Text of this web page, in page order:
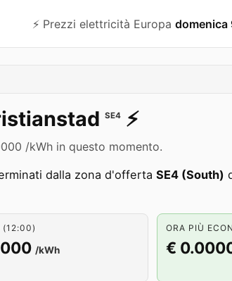
⚡️ Prezzi elettricità Europa domenica
SE4 ⚡️
/kWh in questo momento.
dalla zona d'offerta SE4 (South)
(12:00)
/kWh
ORA PIÙ
€